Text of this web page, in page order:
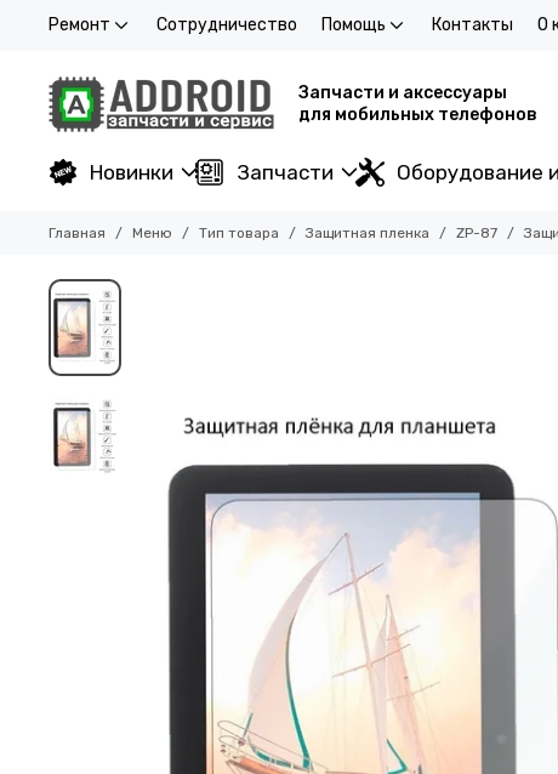
Ремонт Сотрудничество Помощь Контакты О
Запчасти и аксессуары
для мобильных телефонов
Новинки Запчасти Оборудование
Главная Меню Тип товара Защитная пленка ZP-87